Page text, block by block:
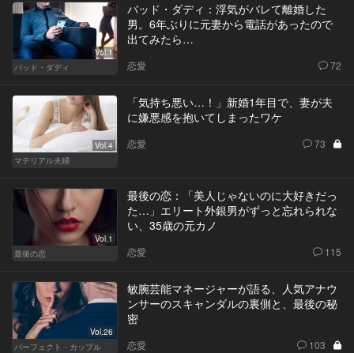
Vol.1
バッド・ダディ
バッド・ダディ：浮気がバレて離婚した
男。6年ぶりに元妻から電話があったので
出てみたら…
恋愛 72
Vol.4
マテリアル夫婦
「気持ち悪い…！」新婚1年目で、妻が夫
に嫌悪感を抱いてしまったワケ
恋愛 73
Vol.1
最後の恋
最後の恋：「美人じゃないのに大好きだっ
た…」エリート外銀男がずっと忘れられな
い、35歳の元カノ
恋愛 115
Vol.26
パーフェクト・カップル
敏腕芸能マネージャーが語る、人気アナウ
ンサーのスキャンダルの裏側と、最後の秘
密
恋愛 103